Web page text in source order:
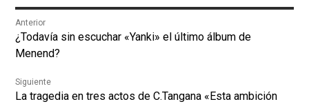
Navegación
de
entradas
Anterior
Entrada
anterior:
¿Todavía sin escuchar «Yanki» el último álbum de
Menend?
Siguiente
Entrada
La tragedia en tres actos de C.Tangana «Esta ambición